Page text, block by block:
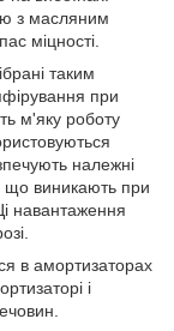
з масляним
міцності.
таким
при
м'яку роботу
належні
що виникають при
навантаження
в амортизаторах
і